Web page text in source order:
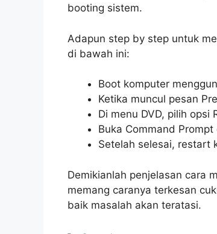
booting sistem.
Adapun step by step untuk
di bawah ini:
Boot komputer
Ketika muncul pesan
Di menu DVD, pilih opsi
Buka Command
Setelah selesai, restart
Demikianlah penjelasan cara
memang caranya terkesan
baik masalah akan teratasi.